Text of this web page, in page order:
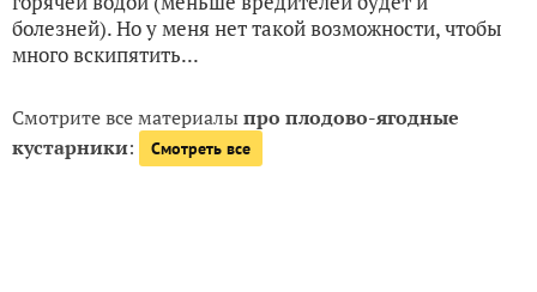
болезней). Но у меня нет такой возможности, чтобы
много вскипятить...
Смотрите все материалыпро плодово-ягодные
кустарники: Смотреть все